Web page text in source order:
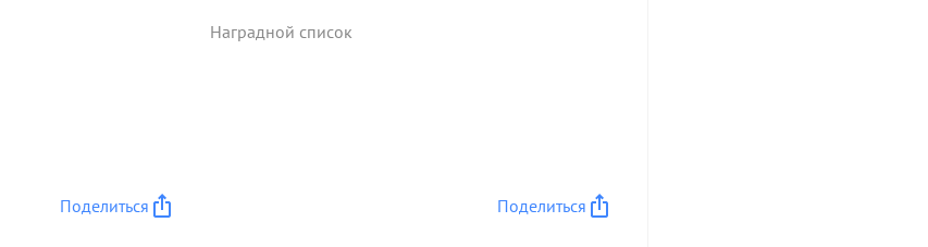
Поделиться
Наградной список
Поделиться